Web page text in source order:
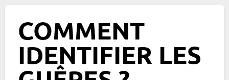
COMMENT
IDENTIFIER LES